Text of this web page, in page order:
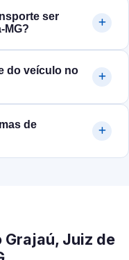
ser
do veículo no
de
Grajaú, Juiz de